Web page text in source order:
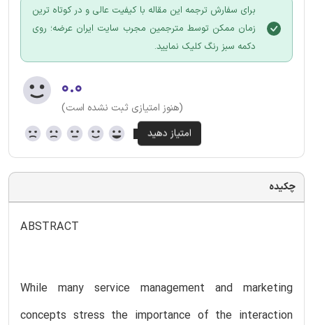
برای سفارش ترجمه این مقاله با کیفیت عالی و در کوتاه ترین
زمان ممکن توسط مترجمین مجرب سایت ایران عرضه؛ روی
دکمه سبز رنگ کلیک نمایید.
۰.۰
(هنوز امتیازی ثبت نشده است)
چکیده
ABSTRACT
While many service management and marketing
concepts stress the importance of the interaction